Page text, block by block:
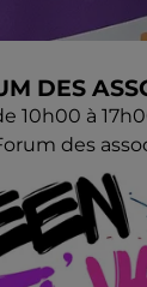
DES
10h00 à
des